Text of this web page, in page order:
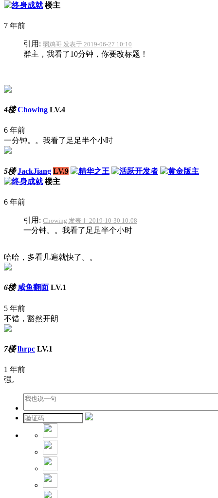
楼主
7 年前
引用: 弱鸡哥 发表于 2019-06-27 10:10
群主，我看了10分钟，你要改标题！
4楼 Chowing LV.4
6 年前
一分钟。。我看了足足半个小时
5楼 JackJiang LV.9
楼主
6 年前
引用: Chowing 发表于 2019-10-30 10:08
一分钟。。我看了足足半个小时
哈哈，多看几遍就快了。。
6楼 咸鱼翻面 LV.1
5 年前
不错，豁然开朗
7楼 lhrpc LV.1
1 年前
强。